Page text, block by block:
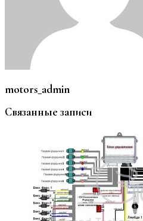
motors_admin
Связанные записи